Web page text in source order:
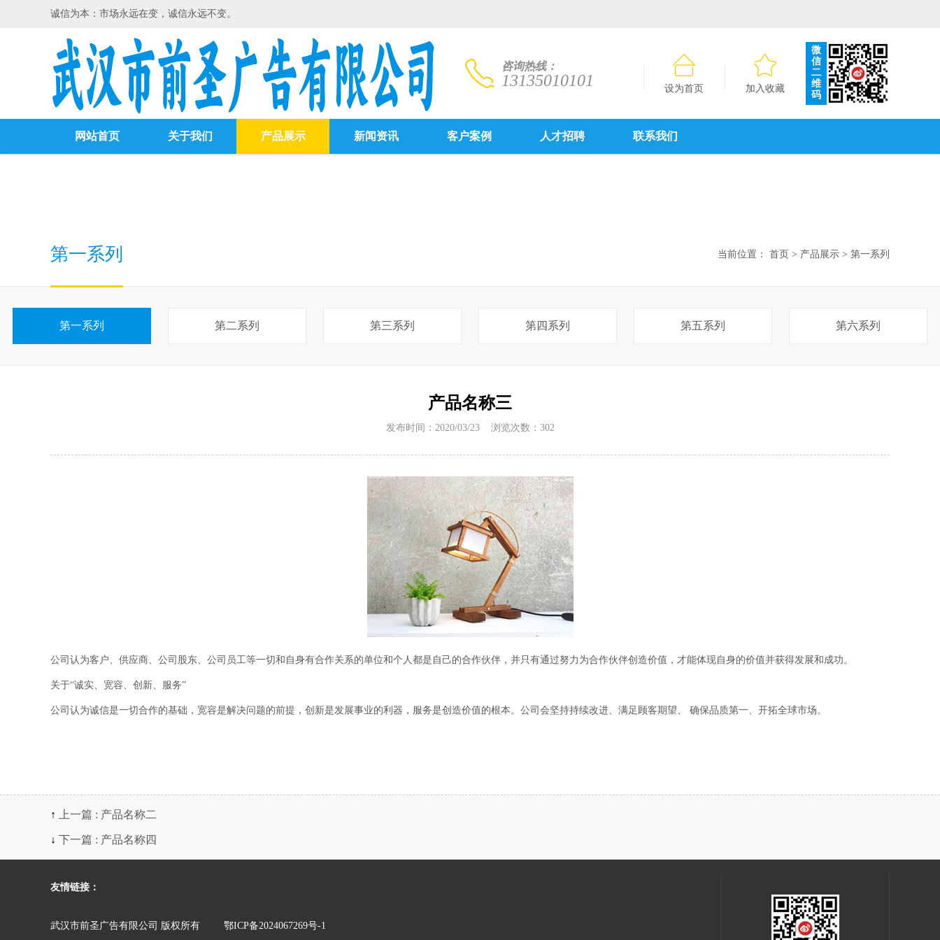
诚信为本：市场永远在变，诚信永远不变。
咨询热线：
13135010101 设为首页 加入收藏
微
信
二
维
码
网站首页 关于我们 产品展示 新闻资讯 客户案例 人才招聘 联系我们
第一系列 当前位置： 首页 > 产品展示 > 第一系列
第一系列 第二系列 第三系列 第四系列 第五系列 第六系列
产品名称三
发布时间：2020/03/23 浏览次数： 302
公司认为客户、供应商、公司股东、公司员工等一切和自身有合作关系的单位和个人都是自己的合作伙伴，并只有通过努力为合作伙伴创造价值，才能体现自身的价值并获得发展和成功。
关于“诚实、宽容、创新、服务”
公司认为诚信是一切合作的基础，宽容是解决问题的前提，创新是发展事业的利器，服务是创造价值的根本。公司会坚持持续改进、满足顾客期望、 确保品质第一、开拓全球市场。
↑ 上一篇 : 产品名称二
↓ 下一篇 : 产品名称四
友情链接：
武汉市前圣广告有限公司 版权所有 鄂ICP备2024067269号-1